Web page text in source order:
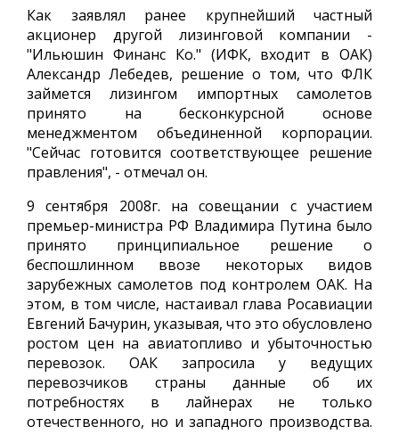
Как заявлял ранее крупнейший частный
акционер другой лизинговой компании -
"Ильюшин Финанс Ко." (ИФК, входит в ОАК)
Александр Лебедев, решение о том, что ФЛК
займется лизингом импортных самолетов
принято на бесконкурсной основе
менеджментом объединенной корпорации.
"Сейчас готовится соответствующее решение
правления", - отмечал он.
9 сентября 2008г. на совещании с участием
премьер-министра РФ Владимира Путина было
принято принципиальное решение о
беспошлинном ввозе некоторых видов
зарубежных самолетов под контролем ОАК. На
этом, в том числе, настаивал глава Росавиации
Евгений Бачурин, указывая, что это обусловлено
ростом цен на авиатопливо и убыточностью
перевозок. ОАК запросила у ведущих
перевозчиков страны данные об их
потребностях в лайнерах не только
отечественного, но и западного производства.